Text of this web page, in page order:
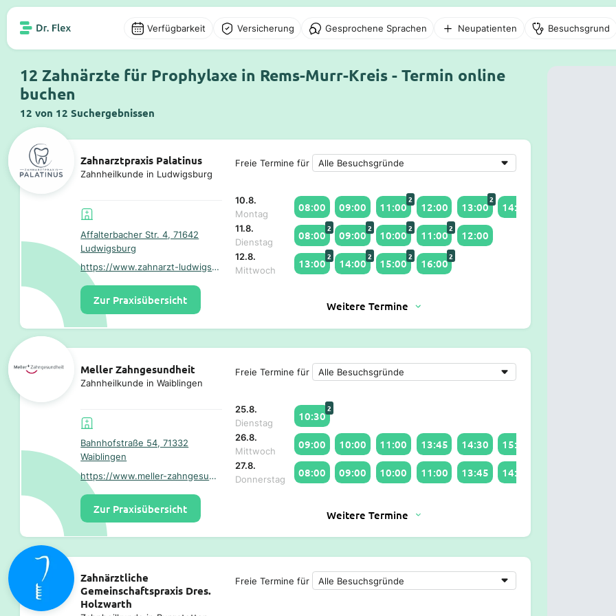
Verfügbarkeit Versicherung Gesprochene Sprachen Neupatienten Besuchsgrund
12 Zahnärzte für Prophylaxe in Rems-Murr-Kreis - Termin online
buchen
12 von 12 Suchergebnissen
Zahnarztpraxis Palatinus
Zahnheilkunde in Ludwigsburg
Affalterbacher Str. 4, 71642
Ludwigsburg
https://www.zahnarzt-ludwigsburg-poppenweiler.de/
Zur Praxisübersicht
Freie Termine für
10.8.
Montag
08:00 09:00 11:00
2
12:00 13:00
2
14:00
11.8.
Dienstag
08:00
2
09:00
2
10:00
2
11:00
2
12:00
12.8.
Mittwoch
13:00
2
14:00
2
15:00
2
16:00
2
Weitere Termine
Meller Zahngesundheit
Zahnheilkunde in Waiblingen
Bahnhofstraße 54, 71332
Waiblingen
https://www.meller-zahngesundheit.de/
Zur Praxisübersicht
Freie Termine für
25.8.
Dienstag
10:30
2
26.8.
Mittwoch
09:00 10:00 11:00 13:45 14:30 15:45
27.8.
Donnerstag
08:00 09:00 10:00 11:00 13:45 14:00
Weitere Termine
Zahnärztliche
Gemeinschaftspraxis Dres.
Holzwarth
Freie Termine für